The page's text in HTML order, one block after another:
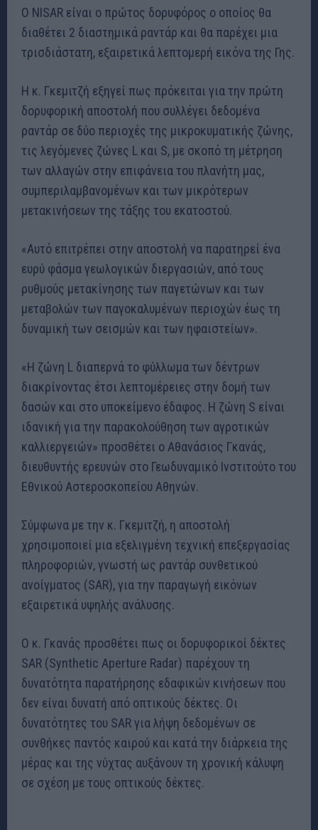
O NISAR είναι ο πρώτος δορυφόρος ο οποίος θα
διαθέτει 2 διαστημικά ραντάρ και θα παρέχει μια
τρισδιάστατη, εξαιρετικά λεπτομερή εικόνα της Γης.
Η κ. Γκεμιτζή εξηγεί πως πρόκειται για την πρώτη
δορυφορική αποστολή που συλλέγει δεδομένα
ραντάρ σε δύο περιοχές της μικροκυματικής ζώνης,
τις λεγόμενες ζώνες L και S, με σκοπό τη μέτρηση
των αλλαγών στην επιφάνεια του πλανήτη μας,
συμπεριλαμβανομένων και των μικρότερων
μετακινήσεων της τάξης του εκατοστού.
«Αυτό επιτρέπει στην αποστολή να παρατηρεί ένα
ευρύ φάσμα γεωλογικών διεργασιών, από τους
ρυθμούς μετακίνησης των παγετώνων και των
μεταβολών των παγοκαλυμένων περιοχών έως τη
δυναμική των σεισμών και των ηφαιστείων».
«Η ζώνη L διαπερνά το φύλλωμα των δέντρων
διακρίνοντας έτσι λεπτομέρειες στην δομή των
δασών και στο υποκείμενο έδαφος. Η ζώνη S είναι
ιδανική για την παρακολούθηση των αγροτικών
καλλιεργειών» προσθέτει ο Αθανάσιος Γκανάς,
διευθυντής ερευνών στο Γεωδυναμικό Ινστιτούτο του
Εθνικού Αστεροσκοπείου Αθηνών.
Σύμφωνα με την κ. Γκεμιτζή, η αποστολή
χρησιμοποιεί μια εξελιγμένη τεχνική επεξεργασίας
πληροφοριών, γνωστή ως ραντάρ συνθετικού
ανοίγματος (SAR), για την παραγωγή εικόνων
εξαιρετικά υψηλής ανάλυσης.
Ο κ. Γκανάς προσθέτει πως οι δορυφορικοί δέκτες
SAR (Synthetic Aperture Radar) παρέχουν τη
δυνατότητα παρατήρησης εδαφικών κινήσεων που
δεν είναι δυνατή από οπτικούς δέκτες. Οι
δυνατότητες του SAR για λήψη δεδομένων σε
συνθήκες παντός καιρού και κατά την διάρκεια της
μέρας και της νύχτας αυξάνουν τη χρονική κάλυψη
σε σχέση με τους οπτικούς δέκτες.